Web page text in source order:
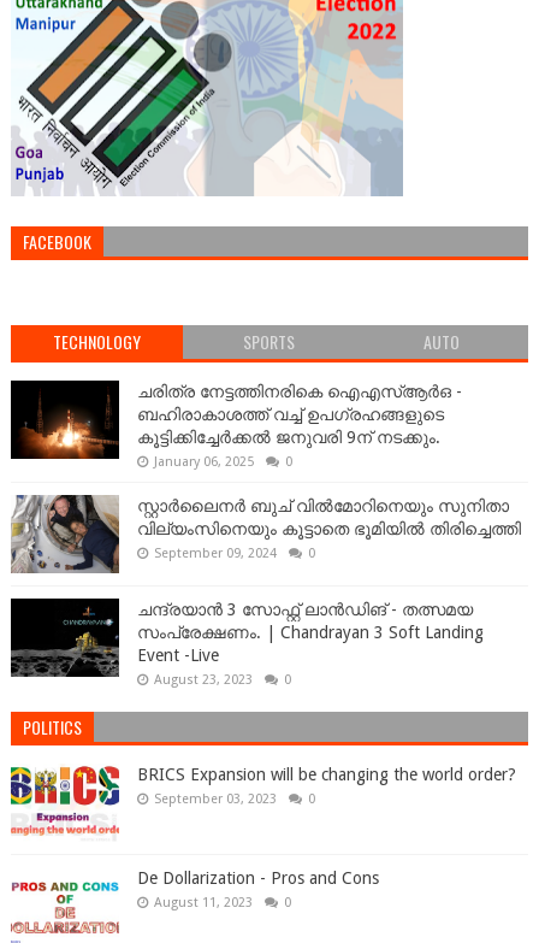
FACEBOOK
TECHNOLOGY SPORTS AUTO
ചരിത്ര നേട്ടത്തിനരികെ ഐഎസ്ആർഒ -
ബഹിരാകാശത്ത് വച്ച് ഉപഗ്രഹങ്ങളുടെ
കൂട്ടിക്കിച്ചേർക്കൽ ജനുവരി 9ന് നടക്കും.
January 06, 2025 0
സ്റ്റാർലൈനർ ബുച് വിൽമോറിനെയും സുനിതാ
വില്യംസിനെയും കൂട്ടാതെ ഭൂമിയിൽ തിരിച്ചെത്തി
September 09, 2024 0
ചന്ദ്രയാൻ 3 സോഫ്റ്റ് ലാൻഡിങ് - തത്സമയ
സംപ്രേക്ഷണം. | Chandrayan 3 Soft Landing
Event -Live
August 23, 2023 0
POLITICS
BRICS Expansion will be changing the world order?
September 03, 2023 0
De Dollarization - Pros and Cons
August 11, 2023 0